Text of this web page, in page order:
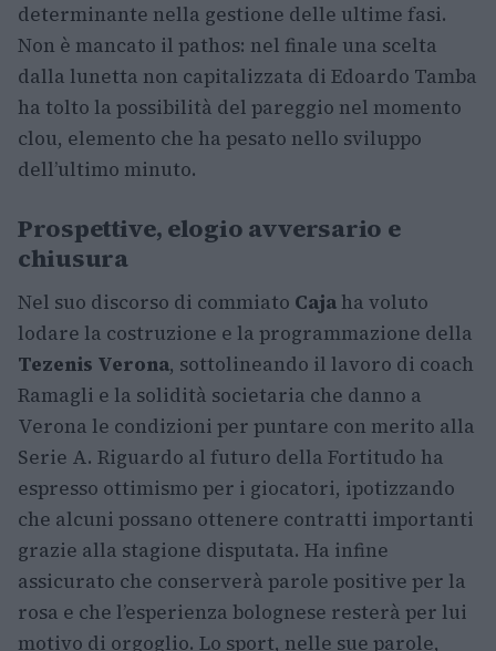
determinante nella gestione delle ultime fasi.
Non è mancato il pathos: nel finale una scelta
dalla lunetta non capitalizzata di Edoardo Tamba
ha tolto la possibilità del pareggio nel momento
clou, elemento che ha pesato nello sviluppo
dell’ultimo minuto.
Prospettive, elogio avversario e
chiusura
Nel suo discorso di commiato Caja ha voluto
lodare la costruzione e la programmazione della
Tezenis Verona, sottolineando il lavoro di coach
Ramagli e la solidità societaria che danno a
Verona le condizioni per puntare con merito alla
Serie A. Riguardo al futuro della Fortitudo ha
espresso ottimismo per i giocatori, ipotizzando
che alcuni possano ottenere contratti importanti
grazie alla stagione disputata. Ha infine
assicurato che conserverà parole positive per la
rosa e che l’esperienza bolognese resterà per lui
motivo di orgoglio. Lo sport, nelle sue parole,